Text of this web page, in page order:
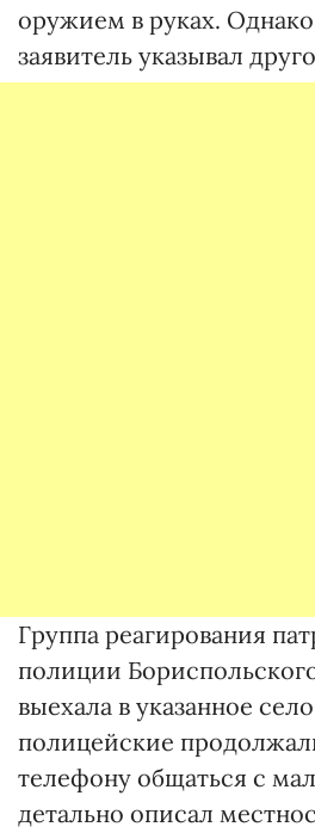
оружием в руках.
заявитель указывал
Группа реагирования
полиции
выехала в указанное
полицейские
телефону общаться с
детально описал